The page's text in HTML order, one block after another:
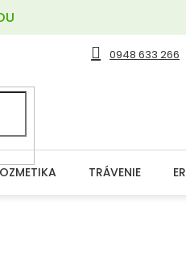
0948 633 266
TRÁVENIE